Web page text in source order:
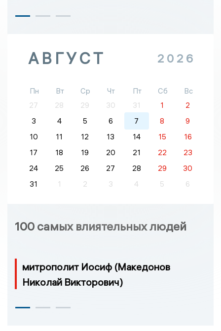
АВГУСТ 2026
Пн Вт Ср Чт Пт Сб
Вс
27
28 29 30 31 1
2
3
4 5 6 7 8
9
10
11 12 13 14 15
16
17
18 19 20 21 22
23
24
25 26 27 28 29
30
31
1 2 3 4 5 6
100 самых влиятельных людей
митрополит Иосиф (Македонов
Николай Викторович)